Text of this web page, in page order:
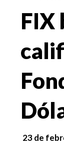
FIX
23 de